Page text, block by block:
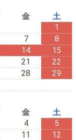
金
土
1
7
8
14
15
21
22
28
29
金
土
4
5
11
12